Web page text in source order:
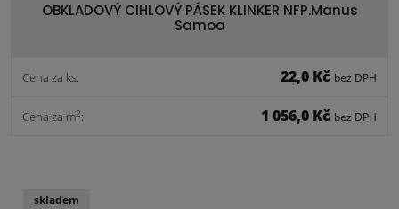
OBKLADOVÝ CIHLOVÝ PÁSEK KLINKER NFP.Manus
Samoa
Cena za ks: 22,0 Kč bez DPH
Cena za m2: 1 056,0 Kč bez DPH
skladem